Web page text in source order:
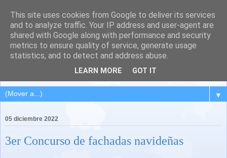
QUINTANA DEL PUENTE
(Palencia)
Pueblo del Cerrato palentino
▼
05 diciembre 2022
3er Concurso de fachadas navideñas
This site uses cookies from Google to deliver its services
and to analyze traffic. Your IP address and user-agent are
shared with Google along with performance and security
metrics to ensure quality of service, generate usage
statistics, and to detect and address abuse.
LEARN MORE GOT IT